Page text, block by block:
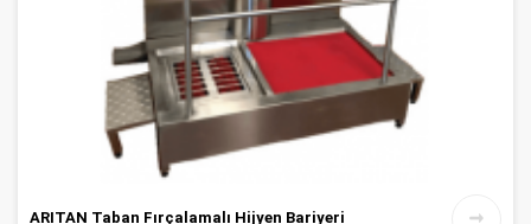
ARITAN Taban Fırçalamalı Hijyen Bariyeri